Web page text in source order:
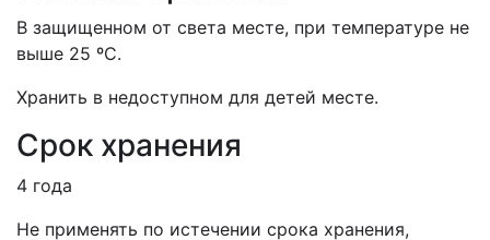
В защищенном от света месте, при температуре не
выше 25 ºС.
Хранить в недоступном для детей месте.
Срок хранения
4 года
Не применять по истечении срока хранения,